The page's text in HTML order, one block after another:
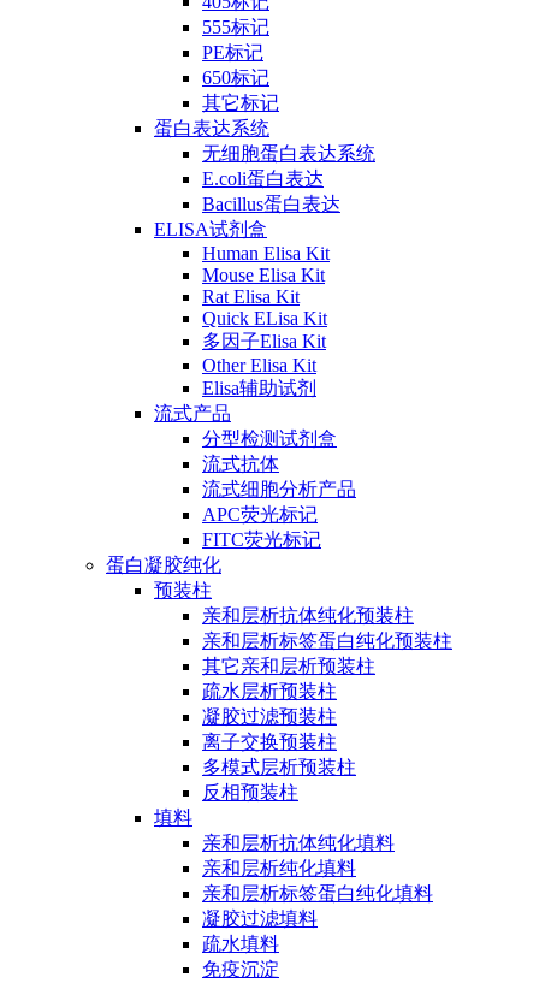
555标记
PE标记
650标记
其它标记
蛋白表达系统
无细胞蛋白表达系统
E.coli蛋白表达
Bacillus蛋白表达
ELISA试剂盒
Human Elisa Kit
Mouse Elisa Kit
Rat Elisa Kit
Quick ELisa Kit
多因子Elisa Kit
Other Elisa Kit
Elisa辅助试剂
流式产品
分型检测试剂盒
流式抗体
流式细胞分析产品
APC荧光标记
FITC荧光标记
蛋白凝胶纯化
预装柱
亲和层析抗体纯化预装柱
亲和层析标签蛋白纯化预装柱
其它亲和层析预装柱
疏水层析预装柱
凝胶过滤预装柱
离子交换预装柱
多模式层析预装柱
反相预装柱
填料
亲和层析抗体纯化填料
亲和层析纯化填料
亲和层析标签蛋白纯化填料
凝胶过滤填料
疏水填料
免疫沉淀